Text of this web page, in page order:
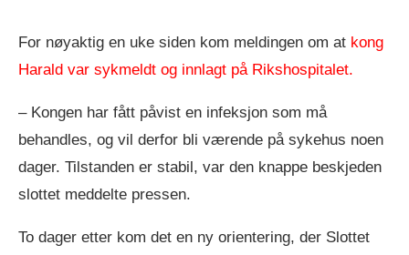
For nøyaktig en uke siden kom meldingen om at kong
Harald var sykmeldt og innlagt på Rikshospitalet.
– Kongen har fått påvist en infeksjon som må
behandles, og vil derfor bli værende på sykehus noen
dager. Tilstanden er stabil, var den knappe beskjeden
slottet meddelte pressen.
To dager etter kom det en ny orientering, der Slottet